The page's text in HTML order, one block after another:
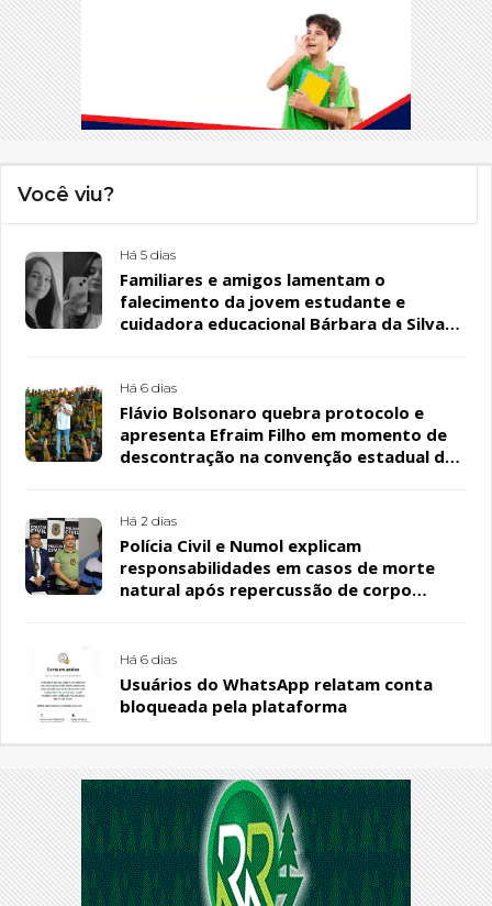
Você viu?
Há 5 dias
Familiares e amigos lamentam o
falecimento da jovem estudante e
cuidadora educacional Bárbara da Silva
Há 6 dias
Flávio Bolsonaro quebra protocolo e
apresenta Efraim Filho em momento de
descontração na convenção estadual do
Há 2 dias
Polícia Civil e Numol explicam
responsabilidades em casos de morte
natural após repercussão de corpo
Há 6 dias
Usuários do WhatsApp relatam conta
bloqueada pela plataforma